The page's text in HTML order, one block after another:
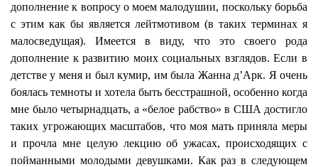
дополнение к вопросу о моем малодушии, поскольку борьба
с этим как бы является лейтмотивом (в таких терминах я
малосведущая). Имеется в виду, что это своего рода
дополнение к развитию моих социальных взглядов. Если в
детстве у меня и был кумир, им была Жанна д’Арк. Я очень
боялась темноты и хотела быть бесстрашной, особенно когда
мне было четырнадцать, а «белое рабство» в США достигло
таких угрожающих масштабов, что моя мать приняла меры
и прочла мне целую лекцию об ужасах, происходящих с
пойманными молодыми девушками. Как раз в следующем